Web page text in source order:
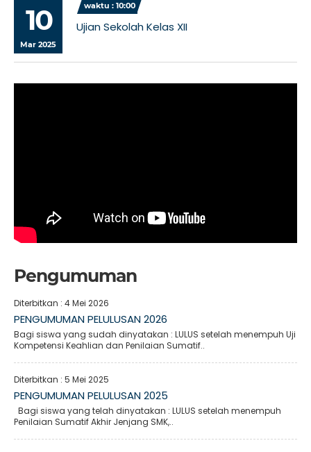
10
Mar 2025
waktu : 10:00
Ujian Sekolah Kelas XII
Pengumuman
Diterbitkan : 4 Mei 2026
PENGUMUMAN PELULUSAN 2026
Bagi siswa yang sudah dinyatakan : LULUS setelah menempuh Uji
Kompetensi Keahlian dan Penilaian Sumatif..
Diterbitkan : 5 Mei 2025
PENGUMUMAN PELULUSAN 2025
Bagi siswa yang telah dinyatakan : LULUS setelah menempuh
Penilaian Sumatif Akhir Jenjang SMK,..